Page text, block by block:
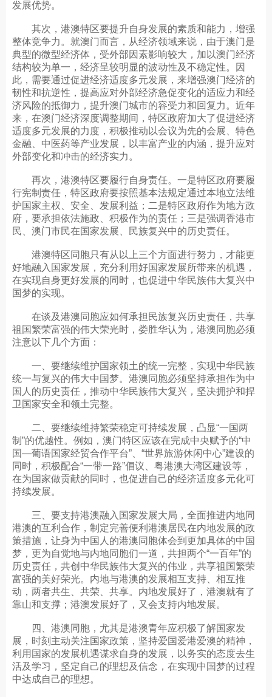
发展优势。
其次，港澳特区要提升自身发展的素质和能力，增强
整体竞争力。就澳门而言，从经济领域来说，由于澳门是
典型的微型经济体，受外部因素影响较大，加以澳门经济
结构较为单一，经济呈较明显的波动性及不稳定性。因
此，需要通过促进经济适度多元发展，来增强澳门经济的
韧性和抗逆性，提高应对外部经济急促变化的适应力和经
济风险的抵御力，提升澳门城市的容受力和回复力。近年
来，在澳门经济深度调整期间，特区政府加大了促进经济
适度多元发展的力度，积极推动以会议为先的会展、特色
金融、中医药等产业发展，以丰富产业的内涵，提升应对
外部变化和冲击的经济实力。
再次，港澳特区要履行自身责任。一是特区政府要履
行宪制责任，特区政府要按照基本法规定通过本地立法维
护国家主权、安全、发展利益；二是特区政府作为地方政
府，要承担依法施政、积极作为的责任；三是强调香港市
民、澳门市民在国家发展、民族复兴中的历史责任。
港澳特区同胞只有从以上三个方面进行努力，才能更
好地融入国家发展，充分利用好国家发展所带来的机遇，
在实现自身更好发展的同时，也促进中华民族伟大复兴中
国梦的实现。
在谈及港澳同胞应如何承担民族复兴历史责任，共享
祖国繁荣富强的伟大荣光时，娄胜华认为，港澳同胞必须
注意以下几个方面：
一、要继续维护国家领土的统一完整，实现中华民族
统一与复兴的伟大中国梦。港澳同胞必须坚持承担作为中
国人的历史责任，推动中华民族伟大复兴，坚决拥护和捍
卫国家安全和领土完整。
二、要继续维持繁荣稳定可持续发展，凸显“一国两
制”的优越性。例如，澳门特区应该在完成中央赋予的“中
国—葡语国家经贸合作平台”、“世界旅游休闲中心”建设的
同时，积极配合“一带一路”倡议、粤港澳大湾区建设等，
在为国家做贡献的同时，也促进自己的经济适度多元化可
持续发展。
三、要支持港澳融入国家发展大局，全面推进内地同
港澳的互利合作，制定完善便利港澳居民在内地发展的政
策措施，让身为中国人的港澳同胞体会到更加具体的中国
梦，更为自觉地与内地同胞们一道，共担两个“一百年”的
历史责任，共创中华民族伟大复兴的伟业，共享祖国繁荣
富强的美好荣光。内地与港澳的发展相互支持、相互推
动，两者共生、共荣、共享。内地发展好了，港澳就有了
靠山和支撑；港澳发展好了，又会支持内地发展。
四、港澳同胞，尤其是港澳青年应积极了解国家发
展，时刻主动关注国家政策，坚持爱国爱港爱澳的精神，
利用国家的发展机遇谋求自身的发展，以务实的态度去生
活及学习，坚定自己的理想及信念，在实现中国梦的过程
中达成自己的理想。